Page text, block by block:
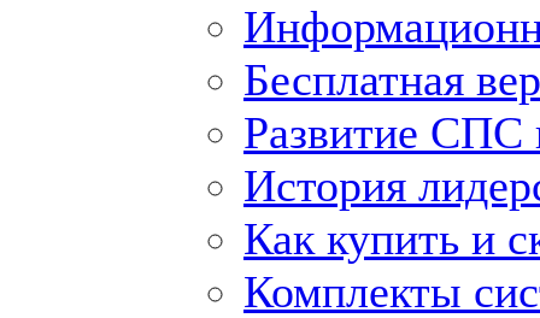
Бесплатная
Развитие СПС
История
Как купить и
Комплекты